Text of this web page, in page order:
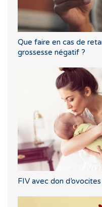
Que faire en cas de
grossesse négatif ?
FIV avec don